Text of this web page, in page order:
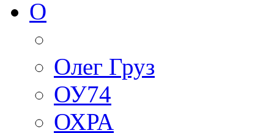
О
Олег Груз
ОУ74
ОХРА